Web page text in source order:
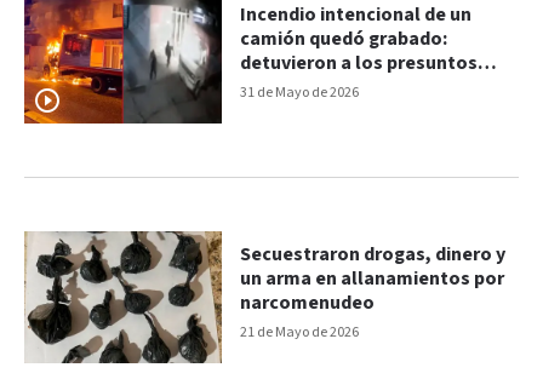
31 de Mayo de 2026
Incendio intencional de un
camión quedó grabado:
detuvieron a los presuntos
involucrados
21 de Mayo de 2026
Secuestraron drogas, dinero y
un arma en allanamientos por
narcomenudeo